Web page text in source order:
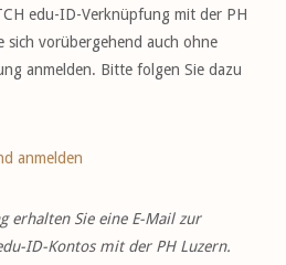
edu-ID-Verknüpfung mit der PH
sich vorübergehend auch ohne
anmelden. Bitte folgen Sie dazu
anmelden
erhalten Sie eine E-Mail zur
ID-Kontos mit der PH Luzern.